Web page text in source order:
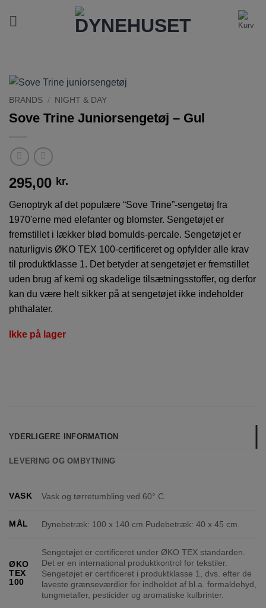
BRANDS / NIGHT & DAY
Sove Trine Juniorsengetøj – Gul
295,00 kr.
Genoptryk af det populære “Sove Trine”-sengetøj fra
1970'erne med elefanter og blomster. Sengetøjet er
fremstillet i lækker blød bomulds-percale. Sengetøjet er
naturligvis ØKO TEX 100-certificeret og opfylder alle krav
til produktklasse 1. Det betyder at sengetøjet er fremstillet
uden brug af kemi og skadelige tilsætningsstoffer, og derfor
kan du være helt sikker på at sengetøjet ikke indeholder
phthalater.
Ikke på lager
YDERLIGERE INFORMATION
LEVERING OG OMBYTNING
VASK Vask og tørretumbling ved 60° C.
MÅL Dynebetræk: 100 x 140 cm Pudebetræk: 40 x 45 cm.
ØKO
TEX
100
Sengetøjet er certificeret under ØKO TEX standarden.
Det er en international produktkontrol for tekstiler.
Sengetøjet er certificeret i produktklasse 1, dvs. efter de
laveste grænseværdier for indholdet af bl.a. formaldehyd,
tungmetaller, pesticider og aromatiske kulbrinter.